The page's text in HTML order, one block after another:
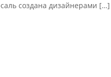
создана дизайнерами […]